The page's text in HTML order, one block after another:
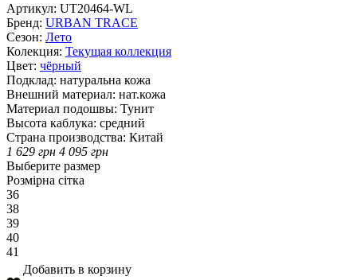
Артикул: UT20464-WL
Бренд: URBAN TRACE
Сезон: Лето
Колекция: Текущая коллекция
Цвет: чёрный
Подклад: натуральна кожа
Внешний материал: нат.кожа
Материал подошвы: Тунит
Высота каблука: средний
Страна производства: Китай
1 629 грн 4 095 грн
Выберите размер
Розмірна сітка
36
38
39
40
41
Добавить в корзину